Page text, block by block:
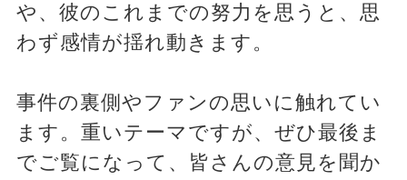
や、彼のこれまでの努力を思うと、思
わず感情が揺れ動きます。
事件の裏側やファンの思いに触れてい
ます。重いテーマですが、ぜひ最後ま
でご覧になって、皆さんの意見を聞か